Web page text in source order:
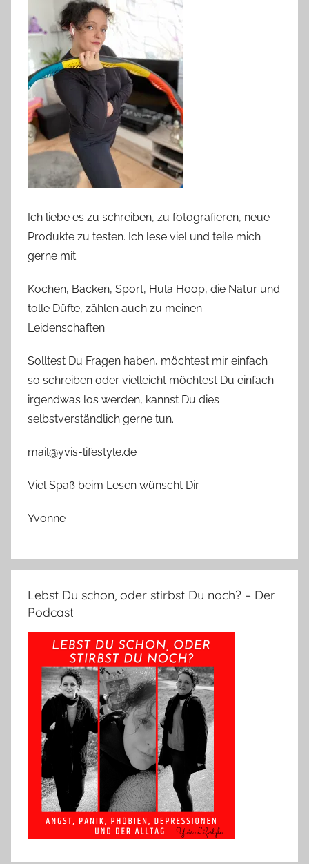
Ich liebe es zu schreiben, zu fotografieren, neue
Produkte zu testen. Ich lese viel und teile mich
gerne mit.
Kochen, Backen, Sport, Hula Hoop, die Natur und
tolle Düfte, zählen auch zu meinen
Leidenschaften.
Solltest Du Fragen haben, möchtest mir einfach
so schreiben oder vielleicht möchtest Du einfach
irgendwas los werden, kannst Du dies
selbstverständlich gerne tun.
mail@yvis-lifestyle.de
Viel Spaß beim Lesen wünscht Dir
Yvonne
Lebst Du schon, oder stirbst Du noch? – Der
Podcast